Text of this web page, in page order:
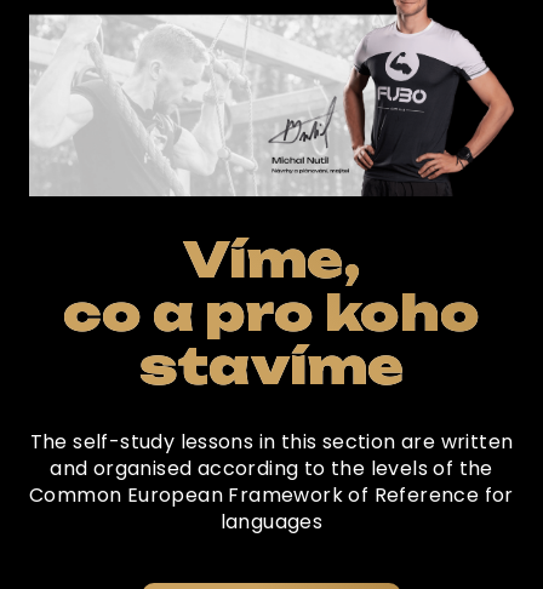
Víme,
co a pro koho
stavíme
The self-study lessons in this section are written
and organised according to the levels of the
Common European Framework of Reference for
languages